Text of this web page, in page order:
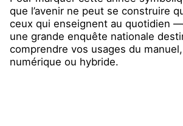
que l’avenir ne peut se construire
ceux qui enseignent au quotidien
une grande enquête nationale
comprendre vos usages du manuel,
numérique ou hybride.